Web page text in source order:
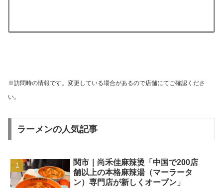
※訪問時の情報です。変更している場合があるので店舗にてご確認くださ
い。
ラーメンの人気記事
関市｜尚禾佳麻辣烫「中国で200店
舗以上の本格麻辣湯（マーラータ
ン）専門店が新しくオープン」